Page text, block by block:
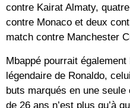
contre Kairat Almaty,
contre Monaco et deux
match contre Manchester
Mbappé pourrait
légendaire de Ronaldo,
buts marqués en une
de 26 ans n’est plus qu’à